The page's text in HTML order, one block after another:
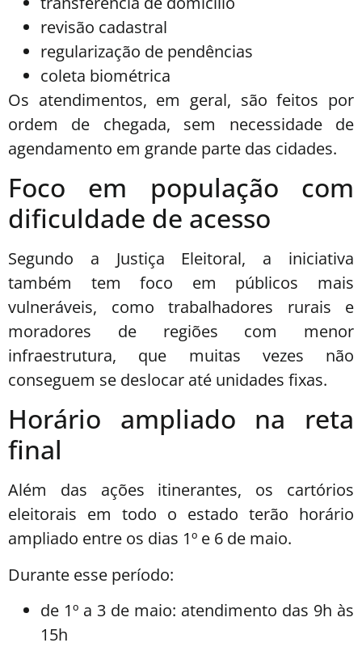
revisão cadastral
regularização de pendências
coleta biométrica
Os atendimentos, em geral, são feitos por
ordem de chegada, sem necessidade de
agendamento em grande parte das cidades.
Foco em população com
dificuldade de acesso
Segundo a Justiça Eleitoral, a iniciativa
também tem foco em públicos mais
vulneráveis, como trabalhadores rurais e
moradores de regiões com menor
infraestrutura, que muitas vezes não
conseguem se deslocar até unidades fixas.
Horário ampliado na reta
final
Além das ações itinerantes, os cartórios
eleitorais em todo o estado terão horário
ampliado entre os dias 1º e 6 de maio.
Durante esse período:
de 1º a 3 de maio: atendimento das 9h às
15h